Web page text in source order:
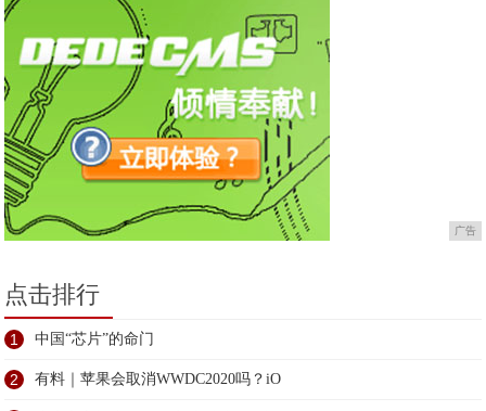
广告
点击排行
1 中国“芯片”的命门
2 有料｜苹果会取消WWDC2020吗？iO